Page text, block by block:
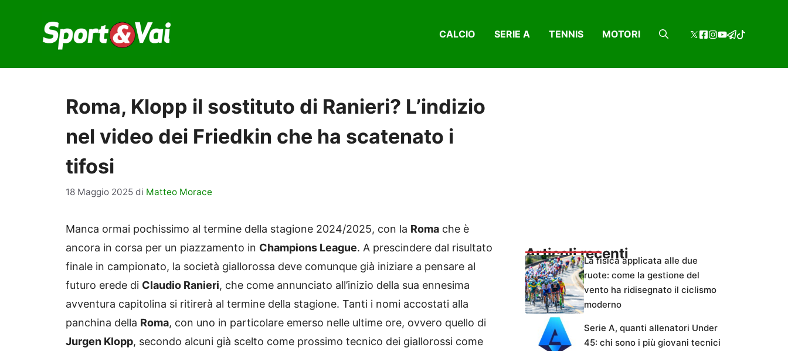
contenuto
CALCIO SERIE A TENNIS MOTORI
Roma, Klopp il sostituto di Ranieri? L’indizio
nel video dei Friedkin che ha scatenato i
tifosi
18 Maggio 2025 di Matteo Morace
Manca ormai pochissimo al termine della stagione 2024/2025, con la Roma che è
ancora in corsa per un piazzamento in Champions League. A prescindere dal risultato
finale in campionato, la società giallorossa deve comunque già iniziare a pensare al
futuro erede di Claudio Ranieri, che come annunciato all’inizio della sua ennesima
avventura capitolina si ritirerà al termine della stagione. Tanti i nomi accostati alla
panchina della Roma, con uno in particolare emerso nelle ultime ore, ovvero quello di
Jurgen Klopp, secondo alcuni già scelto come prossimo tecnico dei giallorossi come
Articoli recentiLa fisica applicata alle due
ruote: come la gestione del
vento ha ridisegnato il ciclismo
moderno
Serie A, quanti allenatori Under
45: chi sono i più giovani tecnici